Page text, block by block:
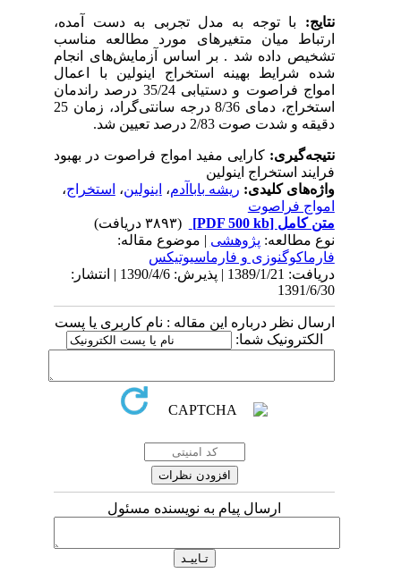
نتایج:با توجه به مدل تجربی به دست آمده،
ارتباط میان متغیرهای مورد مطالعه مناسب
تشخیص داده شد . بر اساس آزمایش‌های انجام
شده شرایط بهینه استخراج اینولین با اعمال
امواج فراصوت و دستیابی 35/24 درصد راندمان
استخراج، دمای 8/36 ‌درجه سانتی‌گراد، زمان 25
دقیقه و شدت صوت 2/83 ‌درصد تعیین شد.
نتیجه‌گیری: کارایی مفید امواج فراصوت در بهبود
فرایند استخراج اینولین
واژه‌های کلیدی:ریشه باباآدم،اینولین،استخراج،
امواج فراصوت
متن کامل[PDF 500 kb]
(۳۸۹۳ دریافت)
نوع مطالعه:پژوهشی| موضوع مقاله:
فارماكوگنوزی و فارماسيوتيكس
دریافت: 1389/1/21 | پذیرش: 1390/4/6 | انتشار:
1391/6/30
ارسال نظر درباره این مقاله : نام کاربری یا پست
الکترونیک شما:
ارسال پیام به نویسنده مسئول